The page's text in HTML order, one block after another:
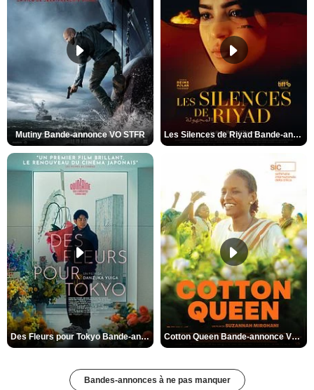
Mutiny Bande-annonce VO STFR Les Silences de Riyad Bande-annonce VO STFR
Des Fleurs pour Tokyo Bande-annonce VO STFR Cotton Queen Bande-annonce VO STFR
Bandes-annonces à ne pas manquer